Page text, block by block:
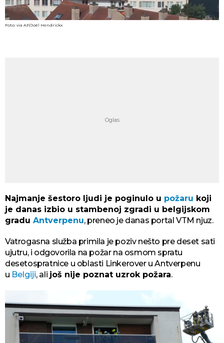
Foto: via AP/Joël Hendrickx
Najmanje šestoro ljudi je poginulo u požaru koji
je danas izbio u stambenoj zgradi u belgijskom
gradu Antverpenu, preneo je danas portal VTM njuz.
Vatrogasna služba primila je poziv nešto pre deset sati
ujutru, i odgovorila na požar na osmom spratu
desetospratnice u oblasti Linkerover u Antverpenu
u Belgiji, ali još nije poznat uzrok požara.